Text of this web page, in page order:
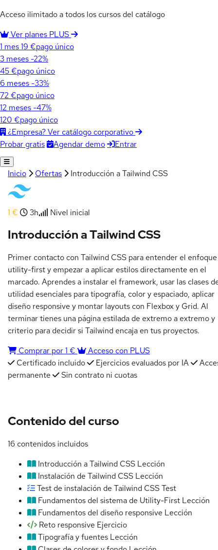
Acceso ilimitado a todos los cursos del catálogo
Ver planes PLUS
1 mes19 €pago único
3 meses -22%
45 €pago único
6 meses -33%
72 €pago único
12 meses -47%
120 €pago único
¿Empresa? Ver catálogo corporativo
Probar gratis
Agendar demo Entrar
Inicio Ofertas Introducción a Tailwind CSS
1 € 3h Nivel inicial
Introducción a Tailwind CSS
Primer contacto con Tailwind CSS para entender el enfoque
utility-first y empezar a aplicar estilos directamente en el
marcado. Aprendes a instalar el framework, usar las clases
utilidad esenciales para tipografía, color y espaciado, aplicar
diseño responsive y montar layouts con Flexbox y Grid. Al
terminar tienes una página estilada de extremo a extremo y
criterio para decidir si Tailwind encaja en tus proyectos.
Comprar por 1 €
Acceso con PLUS
Certificado incluido
Ejercicios evaluados por IA
permanente
Sin contrato ni cuotas
Contenido del curso
16 contenidos incluidos
Introducción a Tailwind CSS Lección
Instalación de Tailwind CSS Lección
Test de instalación de Tailwind CSSTest
Fundamentos del sistema de Utility-First Lección
Fundamentos del diseño responsive Lección
Reto responsive Ejercicio
Tipografía y fuentes Lección